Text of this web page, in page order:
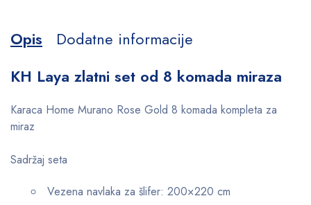
Opis
Dodatne informacije
KH Laya zlatni set od 8 komada miraza
Karaca Home Murano Rose Gold 8 komada kompleta za
miraz
Sadržaj seta
Vezena navlaka za šlifer: 200×220 cm